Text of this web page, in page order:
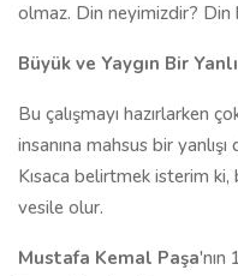
olmaz. Din neyimizdir? Din
Büyük ve Yaygın Bir
Bu çalışmayı hazırlarken
insanına mahsus bir
Kısaca belirtmek isterim
vesile olur.
Mustafa Kemal Paşa'nın